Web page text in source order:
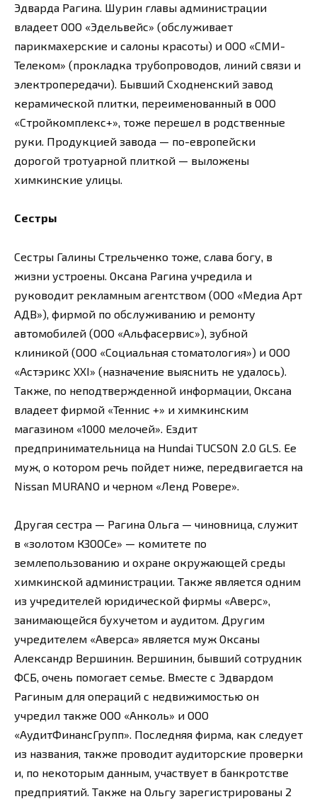
Эдварда Рагина. Шурин главы администрации
владеет ООО «Эдельвейс» (обслуживает
парикмахерские и салоны красоты) и ООО «СМИ-
Телеком» (прокладка трубопроводов, линий связи и
электропередачи). Бывший Сходненский завод
керамической плитки, переименованный в ООО
«Стройкомплекс+», тоже перешел в родственные
руки. Продукцией завода — по-европейски
дорогой тротуарной плиткой — выложены
химкинские улицы.
Сестры
Сестры Галины Стрельченко тоже, слава богу, в
жизни устроены. Оксана Рагина учредила и
руководит рекламным агентством (ООО «Медиа Арт
АДВ»), фирмой по обслуживанию и ремонту
автомобилей (ООО «Альфасервис»), зубной
клиникой (ООО «Социальная стоматология») и ООО
«Астэрикс ХХI» (назначение выяснить не удалось).
Также, по неподтвержденной информации, Оксана
владеет фирмой «Теннис +» и химкинским
магазином «1000 мелочей». Ездит
предпринимательница на Hundai ТUСSОN 2.0 GLS. Ее
муж, о котором речь пойдет ниже, передвигается на
Nissan МURАNО и черном «Ленд Ровере».
Другая сестра — Рагина Ольга — чиновница, служит
в «золотом КЗООСе» — комитете по
землепользованию и охране окружающей среды
химкинской администрации. Также является одним
из учредителей юридической фирмы «Аверс»,
занимающейся бухучетом и аудитом. Другим
учредителем «Аверса» является муж Оксаны
Александр Вершинин. Вершинин, бывший сотрудник
ФСБ, очень помогает семье. Вместе с Эдвардом
Рагиным для операций с недвижимостью он
учредил также ООО «Анколь» и ООО
«АудитФинансГрупп». Последняя фирма, как следует
из названия, также проводит аудиторские проверки
и, по некоторым данным, участвует в банкротстве
предприятий. Также на Ольгу зарегистрированы 2